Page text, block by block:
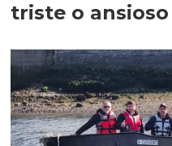
triste o ansioso